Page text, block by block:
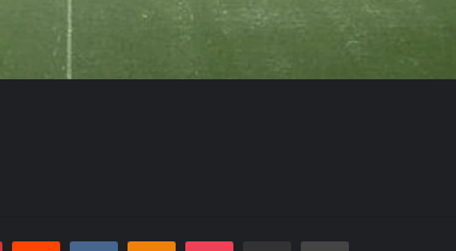
PinterestReddit VKontakteOdnoklassniki
Pocket E-Posta ile paylaş Yazdır